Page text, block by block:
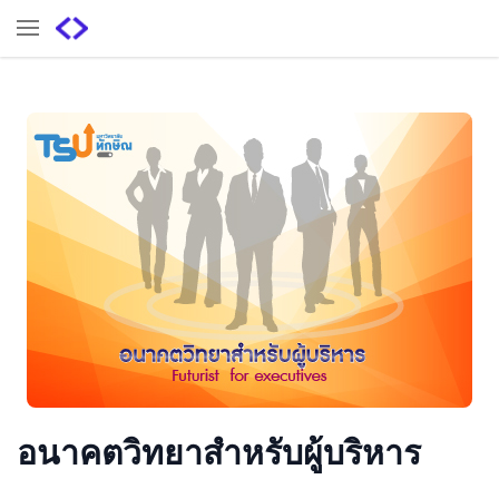
อนาคตวิทยาสำหรับผู้บริหาร